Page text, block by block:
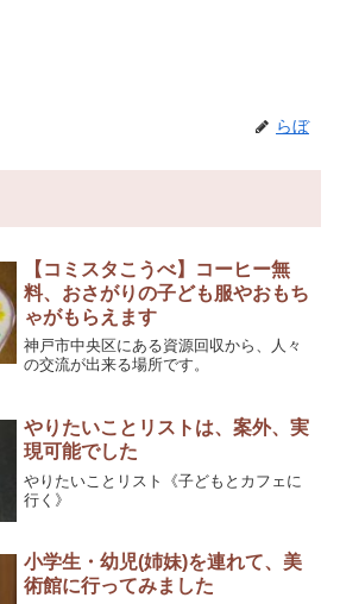
らぼ
【コミスタこうべ】コーヒー無
料、おさがりの子ども服やおもち
ゃがもらえます
神戸市中央区にある資源回収から、人々
の交流が出来る場所です。
やりたいことリストは、案外、実
現可能でした
やりたいことリスト《子どもとカフェに
行く》
小学生・幼児(姉妹)を連れて、美
術館に行ってみました